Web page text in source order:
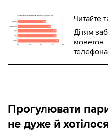
Читайте
Дітям
моветон.
Прогулювати
не дуже й